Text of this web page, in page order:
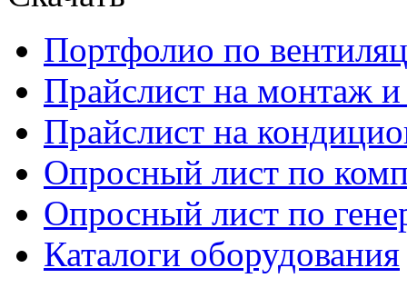
Портфолио по
Прайcлист на монтаж
Прайслист на
Опросный лист по
Опросный лист по
Каталоги оборудования